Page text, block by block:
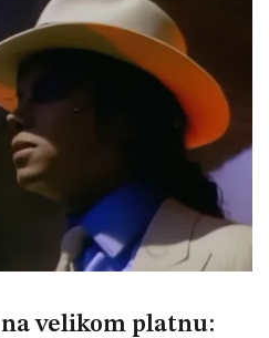
velikom platnu: